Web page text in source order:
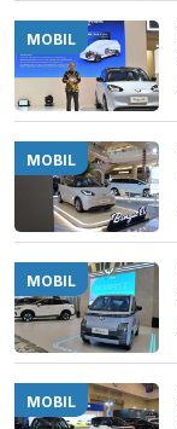
MOBIL
MOBIL
MOBIL
MOBIL